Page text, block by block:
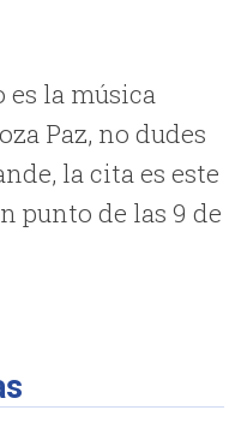
es la música
Paz, no dudes
la cita es este
punto de las 9 de